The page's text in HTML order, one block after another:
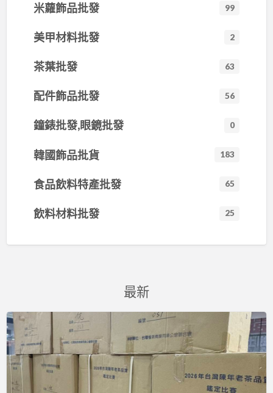
米蘿飾品批發 99
美甲材料批發 2
茶葉批發 63
配件飾品批發 56
鐘錶批發,眼鏡批發 0
韓國飾品批貨 183
食品飲料特產批發 65
飲料材料批發 25
最新
樂
菁
茶